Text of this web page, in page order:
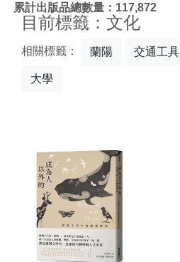
累計出版品總數量：117,872
目前標籤：文化
相關標籤： 蘭陽 交通工具
大學